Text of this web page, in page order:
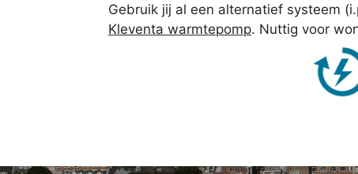
Gebruik jij al een alternatief systeem
Kleventa warmtepomp. Nuttig voor